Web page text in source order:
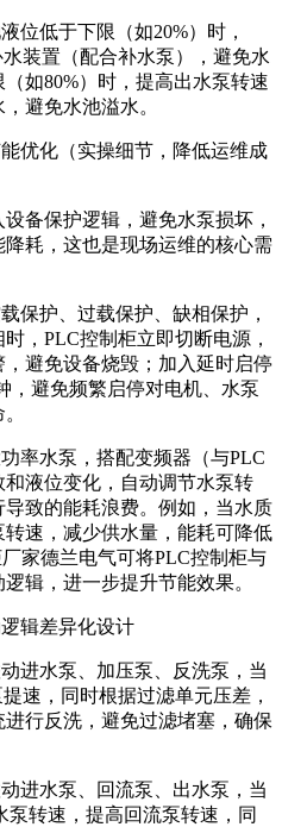
位低于下限（如20%）时，
装置（配合补水泵），避免水
如80%）时，提高出水泵转速
避免水池溢水。
优化（实操细节，降低运维成
备保护逻辑，避免水泵损坏，
耗，这也是现场运维的核心需
保护、过载保护、缺相保护，
，PLC控制柜立即切断电源，
避免设备烧毁；加入延时启停
，避免频繁启停对电机、水泵
率水泵，搭配变频器（与PLC
液位变化，自动调节水泵转
致的能耗浪费。例如，当水质
速，减少供水量，能耗可降低
家德兰电气可将PLC控制柜与
辑，进一步提升节能效果。
辑差异化设计
进水泵、加压泵、反洗泵，当
速，同时根据过滤单元压差，
行反洗，避免过滤堵塞，确保
进水泵、回流泵、出水泵，当
转速，提高回流泵转速，同